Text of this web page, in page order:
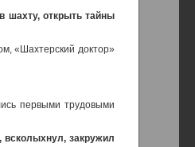
шахту, открыть тайны
«Шахтерский доктор»
первыми трудовыми
всколыхнул, закружил